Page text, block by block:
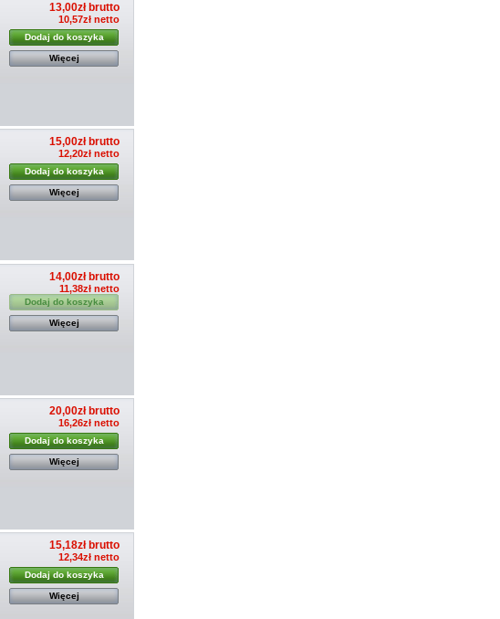
13,00zł brutto
10,57zł netto
Dodaj do koszyka
Więcej
15,00zł brutto
12,20zł netto
Dodaj do koszyka
Więcej
14,00zł brutto
11,38zł netto
Dodaj do koszyka
Więcej
20,00zł brutto
16,26zł netto
Dodaj do koszyka
Więcej
15,18zł brutto
12,34zł netto
Dodaj do koszyka
Więcej